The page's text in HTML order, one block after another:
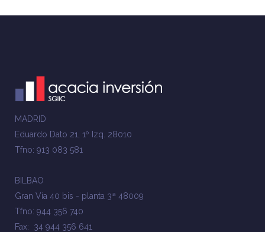
MADRID
Eduardo Dato 21, 1º Izq. 28010
Tfno: 913 083 581
BILBAO
Gran Vía 40 bis - planta 3ª 48009
Tfno: 944 356 740
Fax: 34 944 356 641